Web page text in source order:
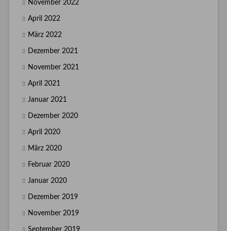
November 2022
April 2022
März 2022
Dezember 2021
November 2021
April 2021
Januar 2021
Dezember 2020
April 2020
März 2020
Februar 2020
Januar 2020
Dezember 2019
November 2019
September 2019